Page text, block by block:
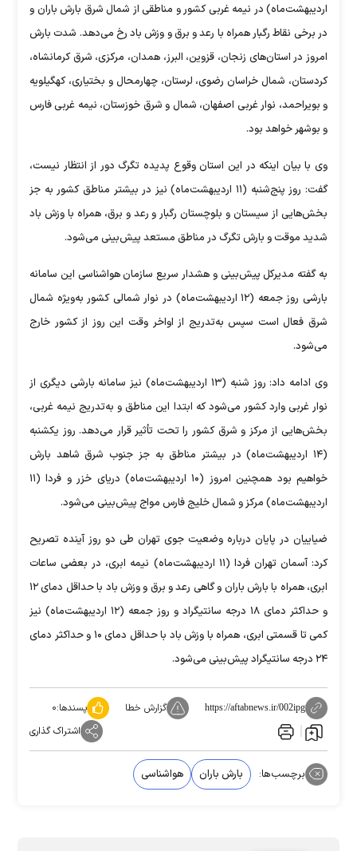
اردیبهشت‌ماه) در نیمه غربی کشور و مناطقی از شمال شرق بارش باران و
در برخی نقاط رگبار همراه با رعد و برق و وزش باد رخ می‌دهد. شدت بارش
امروز در استان‌های زنجان، قزوین، البرز، همدان، مرکزی، شرق کرمانشاه،
کردستان، شمال خراسان رضوی، لرستان، چهارمحال و بختیاری، کهگیلویه
و بویراحمد، نوار غربی اصفهان، شمال و شرق خوزستان، نیمه غربی فارس
و بوشهر خواهد بود.
وی با بیان اینکه در این استان‌ وقوع پدیده تگرگ دور از انتظار نیست،
گفت: روز پنج‌شنبه (۱۱ اردیبهشت‌ماه) نیز در بیشتر مناطق کشور به جز
بخش‌هایی از سیستان و بلوچستان رگبار و رعد و برق، همراه با وزش باد
شدید موقت و بارش تگرگ در مناطق مستعد پیش‌بینی می‌شود.
به گفته مدیرکل پیش‌بینی و هشدار سریع سازمان هواشناسی این سامانه
بارشی روز جمعه (۱۲ اردیبهشت‌ماه) در نوار شمالی کشور به‌ویژه شمال
شرق فعال است سپس به‌تدریج از اواخر وقت این روز از کشور خارج
می‌شود.
وی ادامه داد: روز شنبه (۱۳ اردیبهشت‌ماه) نیز سامانه بارشی دیگری از
نوار غربی وارد کشور می‌شود که ابتدا این مناطق و به‌تدریج نیمه غربی،
بخش‌هایی از مرکز و شرق کشور را تحت تأثیر قرار می‌دهد. روز یکشنبه
(۱۴ اردیبهشت‌ماه) در بیشتر مناطق به جز جنوب شرق شاهد بارش
خواهیم بود همچنین امروز (۱۰ اردیبهشت‌ماه) دریای خزر و فردا (۱۱
اردیبهشت‌ماه) مرکز و شمال خلیج فارس مواج پیش‌بینی می‌شود.
ضیاییان در پایان درباره وضعیت جوی تهران طی دو روز آینده تصریح
کرد: آسمان تهران فردا (۱۱ اردیبهشت‌ماه) نیمه ابری، در بعضی ساعات
ابری، همراه با بارش باران و گاهی رعد و برق و وزش باد با حداقل دمای ۱۲
و حداکثر دمای ۱۸ درجه سانتیگراد و روز جمعه (۱۲ اردیبهشت‌ماه) نیز
کمی تا قسمتی ابری، همراه با وزش باد با حداقل دمای ۱۰ و حداکثر دمای
۲۴ درجه سانتیگراد پیش‌بینی می‌شود.
https://aftabnews.ir/002ipg گزارش خطا پسندها:۰
اشتراک گذاری
برچسب‌ها: بارش باران هواشناسی